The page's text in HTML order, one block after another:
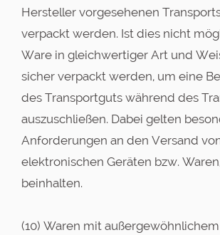
Hersteller vorgesehenen
verpackt werden. Ist dies nicht
Ware in gleichwertiger Art und
sicher verpackt werden, um eine
des Transportguts während des
auszuschließen. Dabei gelten
Anforderungen an den Versand
elektronischen Geräten bzw.
beinhalten.
(10) Waren mit